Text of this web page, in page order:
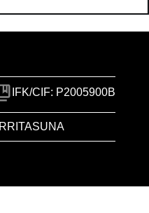
IFK/CIF: P2005900B